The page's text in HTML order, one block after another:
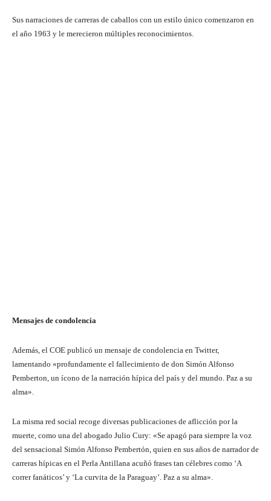
Sus narraciones de carreras de caballos con un estilo único comenzaron en
el año 1963 y le merecieron múltiples reconocimientos.
Mensajes de condolencia
Además, el COE publicó un mensaje de condolencia en Twitter,
lamentando «profundamente el fallecimiento de don Simón Alfonso
Pemberton, un ícono de la narración hípica del país y del mundo. Paz a su
alma».
La misma red social recoge diversas publicaciones de aflicción por la
muerte, como una del abogado Julio Cury: «Se apagó para siempre la voz
del sensacional Simón Alfonso Pembertón, quien en sus años de narrador de
carreras hípicas en el Perla Antillana acuñó frases tan célebres como ‘A
correr fanáticos’ y ‘La curvita de la Paraguay’. Paz a su alma».